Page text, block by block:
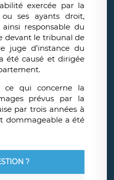
exercée par la
ses ayants droit,
responsable du
devant le tribunal de
juge d’instance du
été causé et dirigée
ce qui concerne la
prévus par la
par trois années à
dommageable a été
?